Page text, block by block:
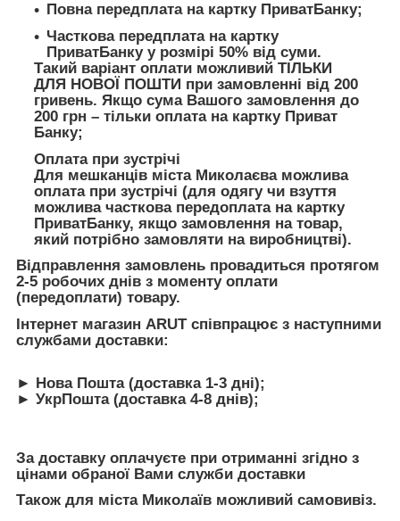
Повна передплата на картку ПриватБанку;
Часткова передплата на картку
ПриватБанку у розмірі 50% від суми.
Такий варіант оплати можливий ТІЛЬКИ
ДЛЯ НОВОЇ ПОШТИ при замовленні від 200
гривень. Якщо сума Вашого замовлення до
200 грн – тільки оплата на картку Приват
Банку;
Оплата при зустрічі
Для мешканців міста Миколаєва можлива
оплата при зустрічі (для одягу чи взуття
можлива часткова передоплата на картку
ПриватБанку, якщо замовлення на товар,
який потрібно замовляти на виробництві).
Відправлення замовлень провадиться протягом
2-5 робочих днів з моменту оплати
(передоплати) товару.
Інтернет магазин ARUT співпрацює з наступними
службами доставки:
► Нова Пошта (доставка 1-3 дні);
► УкрПошта (доставка 4-8 днів);
За доставку оплачуєте при отриманні згідно з
цінами обраної Вами служби доставки
Також для міста Миколаїв можливий самовивіз.